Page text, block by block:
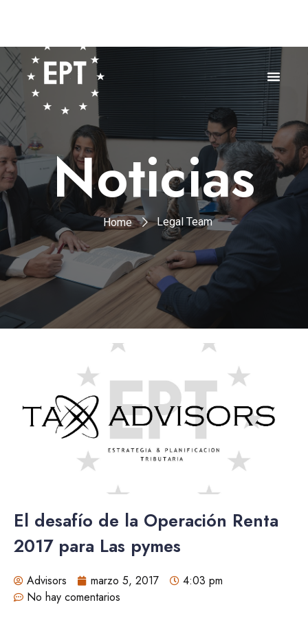
Noticias
Home Legal Team
El desafío de la Operación Renta
2017 para Las pymes
Advisors marzo 5, 2017
4:03 pm
No hay comentarios